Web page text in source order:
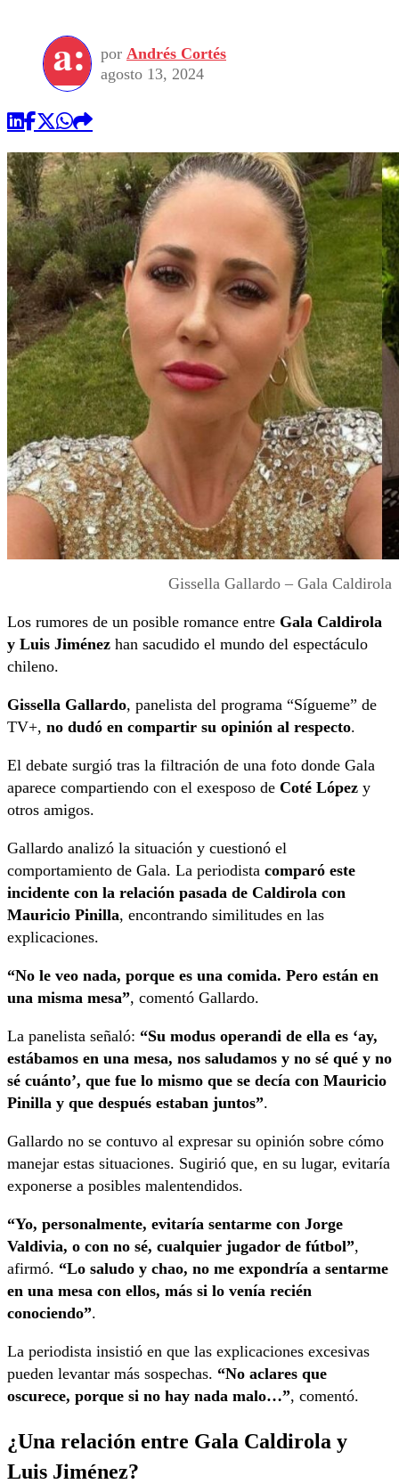
por Andrés Cortés
agosto 13, 2024
Gissella Gallardo – Gala Caldirola
Los rumores de un posible romance entre Gala Caldirola
y Luis Jiménez han sacudido el mundo del espectáculo
chileno.
Gissella Gallardo, panelista del programa “Sígueme” de
TV+, no dudó en compartir su opinión al respecto.
El debate surgió tras la filtración de una foto donde Gala
aparece compartiendo con el exesposo de Coté López y
otros amigos.
Gallardo analizó la situación y cuestionó el
comportamiento de Gala. La periodista comparó este
incidente con la relación pasada de Caldirola con
Mauricio Pinilla, encontrando similitudes en las
explicaciones.
“No le veo nada, porque es una comida. Pero están en
una misma mesa”, comentó Gallardo.
La panelista señaló: “Su modus operandi de ella es ‘ay,
estábamos en una mesa, nos saludamos y no sé qué y no
sé cuánto’, que fue lo mismo que se decía con Mauricio
Pinilla y que después estaban juntos”.
Gallardo no se contuvo al expresar su opinión sobre cómo
manejar estas situaciones. Sugirió que, en su lugar, evitaría
exponerse a posibles malentendidos.
“Yo, personalmente, evitaría sentarme con Jorge
Valdivia, o con no sé, cualquier jugador de fútbol”,
afirmó. “Lo saludo y chao, no me expondría a sentarme
en una mesa con ellos, más si lo venía recién
conociendo”.
La periodista insistió en que las explicaciones excesivas
pueden levantar más sospechas. “No aclares que
oscurece, porque si no hay nada malo…”, comentó.
¿Una relación entre Gala Caldirola y
Luis Jiménez?